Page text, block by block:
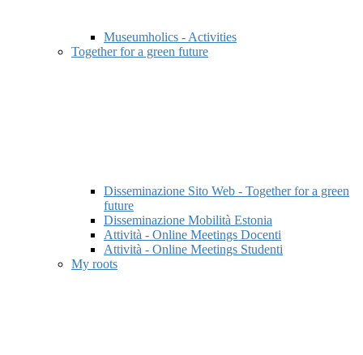
Museumholics - Activities
Together for a green future
Disseminazione Sito Web - Together for a green
future
Disseminazione Mobilità Estonia
Attività - Online Meetings Docenti
Attività - Online Meetings Studenti
My roots